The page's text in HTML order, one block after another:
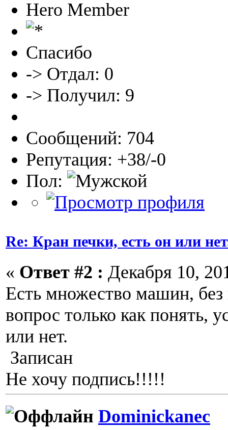
Hero Member
Спасибо
-> Отдал: 0
-> Получил: 9
Сообщений: 704
Репутация: +38/-0
Пол:
Re: Кран печки, есть он или
« Ответ #2 : Декабря 10,
Есть множество машин, без
вопрос только как понять,
или нет.
Записан
Не хочу подпись!!!!!
Dominickanec